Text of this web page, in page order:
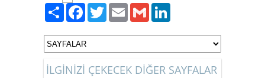
PaylaşFacebook
TwitterEmailGmail
İLGİNİZİ ÇEKECEK DİĞER SAYFALAR